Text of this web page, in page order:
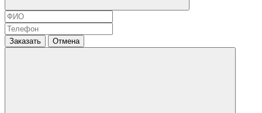
Заказать Отмена